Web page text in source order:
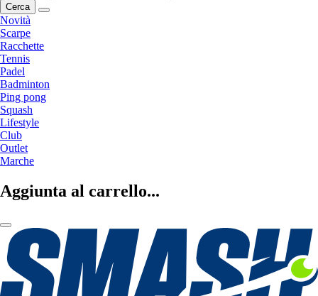
Cerca
Novità
Scarpe
Racchette
Tennis
Padel
Badminton
Ping pong
Squash
Lifestyle
Club
Outlet
Marche
Aggiunta al carrello...